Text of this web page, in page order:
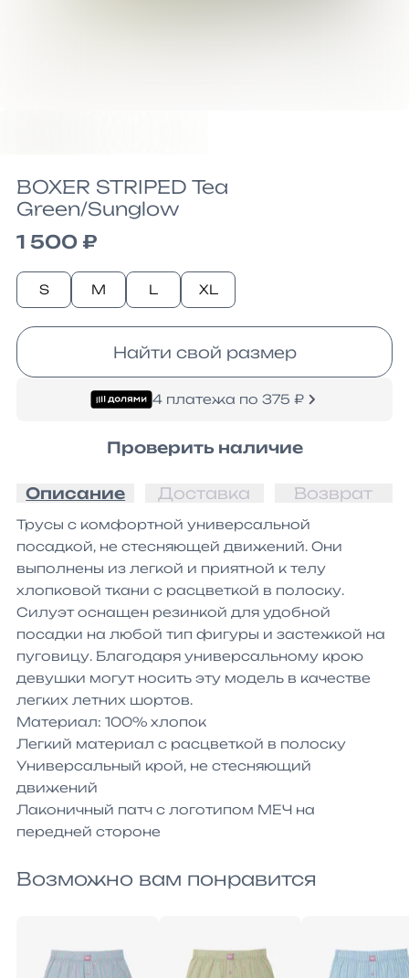
BOXER STRIPED Tea
Green/Sunglow
1 500 ₽
S M L XL
Найти свой размер
4 платежа по 375 ₽
Проверить наличие
Описание Доставка Возврат
Трусы с комфортной универсальной
посадкой, не стесняющей движений. Они
выполнены из легкой и приятной к телу
хлопковой ткани с расцветкой в полоску.
Силуэт оснащен резинкой для удобной
посадки на любой тип фигуры и застежкой на
пуговицу. Благодаря универсальному крою
девушки могут носить эту модель в качестве
легких летних шортов.
Материал: 100% хлопок
Легкий материал с расцветкой в полоску
Универсальный крой, не стесняющий
движений
Лаконичный патч с логотипом МЕЧ на
передней стороне
Возможно вам понравится